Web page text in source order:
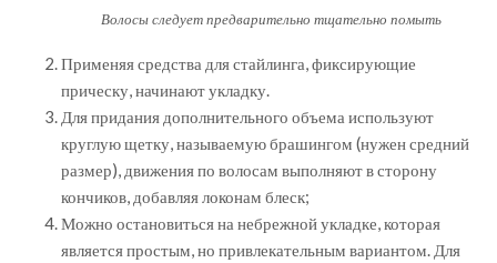
Волосы следует предварительно тщательно помыть
Применяя средства для стайлинга, фиксирующие
прическу, начинают укладку.
Для придания дополнительного объема используют
круглую щетку, называемую брашингом (нужен средний
размер), движения по волосам выполняют в сторону
кончиков, добавляя локонам блеск;
Можно остановиться на небрежной укладке, которая
является простым, но привлекательным вариантом. Для